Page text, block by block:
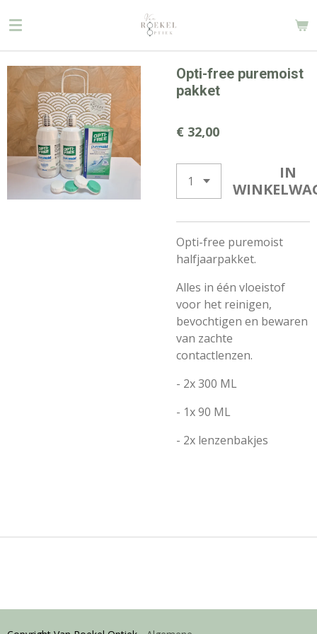
direct
de
hoofdinhoud
Opti-free puremoist
pakket
€ 32,00
IN
Opti-free puremoist
halfjaarpakket.
Alles in één vloeistof
voor het reinigen,
bevochtigen en bewaren
van zachte
contactlenzen.
- 2x 300 ML
- 1x 90 ML
- 2x lenzenbakjes